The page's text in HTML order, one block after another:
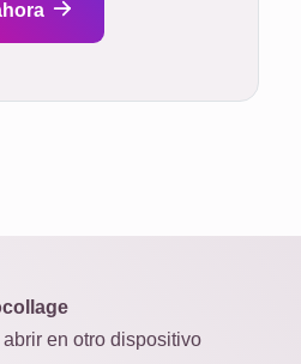
abrir en otro dispositivo